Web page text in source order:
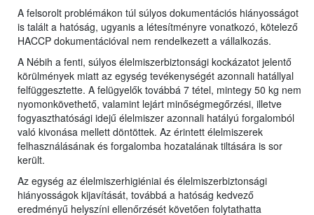
A felsorolt problémákon túl súlyos dokumentációs hiányosságot
is talált a hatóság, ugyanis a létesítményre vonatkozó, kötelező
HACCP dokumentációval nem rendelkezett a vállalkozás.
A Nébih a fenti, súlyos élelmiszerbiztonsági kockázatot jelentő
körülmények miatt az egység tevékenységét azonnali hatállyal
felfüggesztette. A felügyelők továbbá 7 tétel, mintegy 50 kg nem
nyomonkövethető, valamint lejárt minőségmegőrzési, illetve
fogyaszthatósági idejű élelmiszer azonnali hatályú forgalomból
való kivonása mellett döntöttek. Az érintett élelmiszerek
felhasználásának és forgalomba hozatalának tiltására is sor
került.
Az egység az élelmiszerhigiéniai és élelmiszerbiztonsági
hiányosságok kijavítását, továbbá a hatóság kedvező
eredményű helyszíni ellenőrzését követően folytathatta